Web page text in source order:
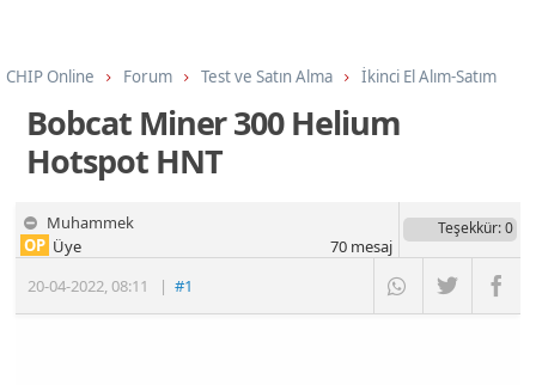
CHIP Online Forum Test ve Satın Alma İkinci El Alım-Satım
Bobcat Miner 300 Helium
Hotspot HNT
Muhammek
20-04-2022,08:11 |#1
OP Üye
Teşekkür: 0
70mesaj